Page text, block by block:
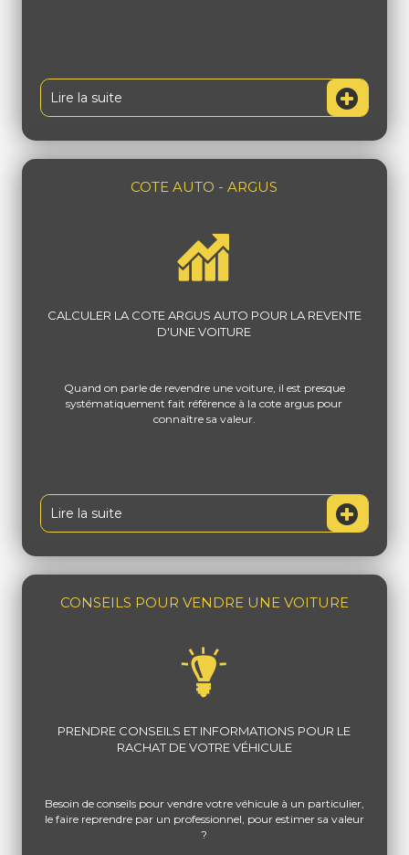
Lire la suite
COTE AUTO - ARGUS
CALCULER LA COTE ARGUS AUTO POUR LA REVENTE
D'UNE VOITURE
Quand on parle de revendre une voiture, il est presque
systématiquement fait référence à la cote argus pour
connaître sa valeur.
Lire la suite
CONSEILS POUR VENDRE UNE VOITURE
PRENDRE CONSEILS ET INFORMATIONS POUR LE
RACHAT DE VOTRE VÉHICULE
Besoin de conseils pour vendre votre véhicule à un particulier,
le faire reprendre par un professionnel, pour estimer sa valeur
?